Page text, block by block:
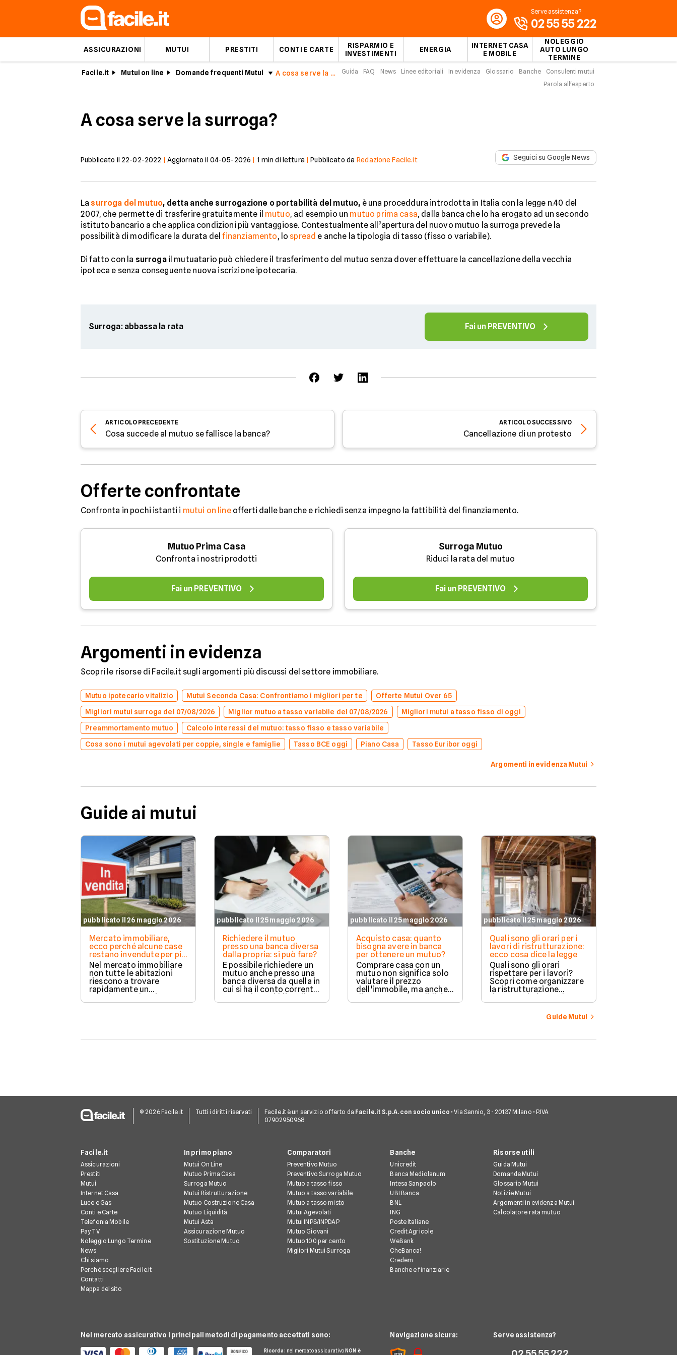
ASSICURAZIONI MUTUI PRESTITI CONTI E CARTE
RISPARMIO E
INVESTIMENTI
ENERGIA
INTERNET CASA
E MOBILE
NOLEGGIO
AUTO LUNGO
TERMINE
Serve assistenza?
02 55 55 222
Facile.it Mutui on line Domande frequenti Mutui A cosa serve la surroga? Guida FAQ News Linee editoriali In evidenza Glossario Banche
Consulenti mutui
Parola all'esperto
A cosa serve la surroga?
Pubblicato il 22-02-2022 Aggiornato il 04-05-2026 1 min di lettura |Pubblicato da Redazione Facile.it Seguici su Google News
La surroga del mutuo, detta anche surrogazione o portabilità del mutuo, è una proceddura introdotta in Italia con la legge n.40 del
2007, che permette di trasferire gratuitamente il mutuo, ad esempio un mutuo prima casa, dalla banca che lo ha erogato ad un secondo
istituto bancario a che applica condizioni più vantaggiose. Contestualmente all’apertura del nuovo mutuo la surroga prevede la
possibilità di modificare la durata delfinanziamento, lo spread e anche la tipologia di tasso (fisso o variabile).
Di fatto con la surrogail mutuatario può chiedere il trasferimento del mutuo senza dover effettuare la cancellazione della vecchia
ipoteca e senza conseguente nuova iscrizione ipotecaria.
Surroga: abbassa la rata Fai un PREVENTIVO
ARTICOLO PRECEDENTE
Cosa succede al mutuo se fallisce la banca?
ARTICOLOSUCCESSIVO
Cancellazione di un protesto
Offerte confrontate
Confronta in pochi istanti i mutui on lineofferti dalle banche e richiedi senza impegno la fattibilità del finanziamento.
Mutuo Prima Casa
Confronta i nostri prodotti
Fai un PREVENTIVO
Surroga Mutuo
Riduci la rata del mutuo
Fai un PREVENTIVO
Argomenti in evidenza
Scopri le risorse di Facile.it sugli argomenti più discussi del settore immobiliare.
Mutuo ipotecario vitalizio Mutui Seconda Casa: Confrontiamo i migliori per te
Offerte Mutui Over 65
Migliori mutui surroga del 07/08/2026
Miglior mutuo a tasso variabile del 07/08/2026
Migliori mutui a tasso fisso di oggi
Preammortamento mutuo
Calcolo interessi del mutuo: tasso fisso e tasso variabile
Cosa sono i mutui agevolati per coppie, single e famiglie
Tasso BCE oggi Piano Casa Tasso Euribor oggi
Argomenti in evidenza Mutui
Guide ai mutui
pubblicato il 26 maggio 2026
Mercato immobiliare,
ecco perché alcune case
restano invendute per più
tempo
Nel mercato immobiliare
non tutte le abitazioni
riescono a trovare
rapidamente un
acquirente. Alcuni
immobili vengono venduti
nonostante ribassi di
pubblicato il 25 maggio 2026
Richiedere il mutuo
presso una banca diversa
dalla propria: si può fare?
È possibile richiedere un
mutuo anche presso una
banca diversa da quella in
cui si ha il conto corrente,
senza alcun obbligo di
trasferire il proprio
autonomo e la gestione
pubblicato il 25 maggio 2026
Acquisto casa: quanto
bisogna avere in banca
per ottenere un mutuo?
Comprare casa con un
mutuo non significa solo
valutare il prezzo
dell’immobile, ma anche
dimostrare una solidità
finanziaria complessiva.
pubblicato il 25 maggio 2026
Quali sono gli orari per i
lavori di ristrutturazione:
ecco cosa dice la legge
Quali sono gli orari
rispettare per i lavori?
Scopri come organizzare
la ristrutturazione
rispettando le regole
locali e gli orari di riposo
per evitare sanzioni.Guide Mutui
© 2026 Facile.it Tutti i diritti riservati Facile.it è un servizio offerto da Facile.it S.p.A. con socio unico • Via Sannio, 3 - 20137 Milano • P.IVA
07902950968
Facile.it
Assicurazioni
Prestiti
Mutui
Internet Casa
Luce e Gas
Conti e Carte
Telefonia Mobile
Pay TV
Noleggio Lungo Termine
News
Chi siamo
Perché scegliere Facile.it
Contatti
Mappa del sito
In primo piano
Mutui On Line
Mutuo Prima Casa
Surroga Mutuo
Mutui Ristrutturazione
Mutuo Costruzione Casa
Mutuo Liquidità
Mutui Asta
Assicurazione Mutuo
Sostituzione Mutuo
Comparatori
Preventivo Mutuo
Preventivo Surroga Mutuo
Mutuo a tasso fisso
Mutuo a tasso variabile
Mutuo a tasso misto
Mutui Agevolati
Mutui INPS/INPDAP
Mutuo Giovani
Mutuo 100 per cento
Migliori Mutui Surroga
Banche
Unicredit
Banca Mediolanum
Intesa Sanpaolo
UBI Banca
BNL
ING
Poste Italiane
Credit Agricole
WeBank
CheBanca!
Credem
Banche e finanziarie
Risorse utili
Guida Mutui
Domande Mutui
Glossario Mutui
Notizie Mutui
Argomenti in evidenza Mutui
Calcolatore rata mutuo
Nel mercato assicurativo i principali metodi di pagamento accettati sono:
Ricorda: nel mercato assicurativo NON è
Navigazione sicura: Serve assistenza?